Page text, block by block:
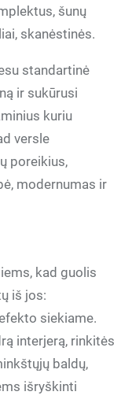
šunų
skanėstinės.
standartinė
ir sukūrusi
kuriu
versle
poreikius,
modernumas ir
kad guolis
iš jos:
siekiame.
interjerą, rinkitės
baldų,
išryškinti